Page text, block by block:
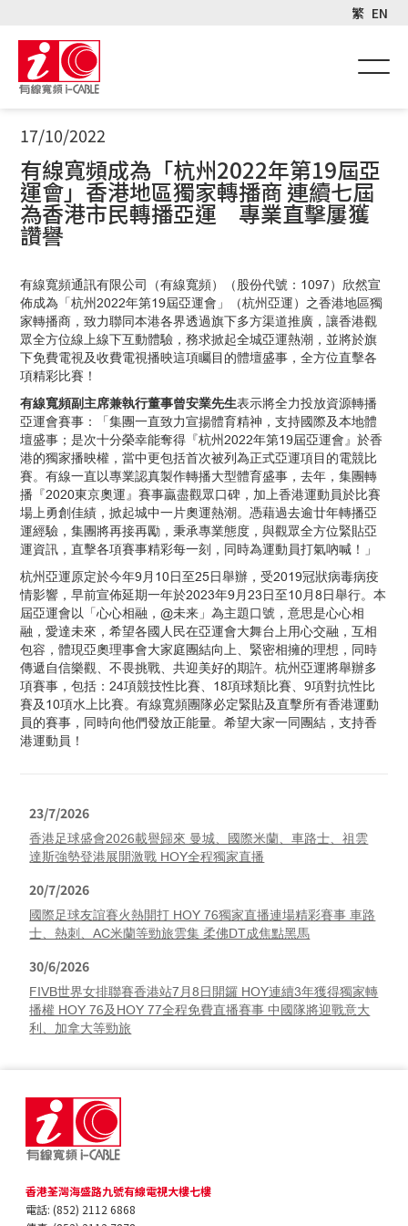
繁 EN
17/10/2022
有線寬頻成為「杭州2022年第19屆亞
運會」香港地區獨家轉播商 連續七屆
為香港市民轉播亞運 專業直擊屢獲
讚譽
有線寬頻通訊有限公司（有線寬頻）（股份代號：1097）欣然宣
佈成為「杭州2022年第19屆亞運會」（杭州亞運）之香港地區獨
家轉播商，致力聯同本港各界透過旗下多方渠道推廣，讓香港觀
眾全方位線上線下互動體驗，務求掀起全城亞運熱潮，並將於旗
下免費電視及收費電視播映這項矚目的體壇盛事，全方位直擊各
項精彩比賽！
有線寬頻副主席兼執行董事曾安業先生表示將全力投放資源轉播
亞運會賽事：「集團一直致力宣揚體育精神，支持國際及本地體
壇盛事；是次十分榮幸能奪得『杭州2022年第19屆亞運會』於香
港的獨家播映權，當中更包括首次被列為正式亞運項目的電競比
賽。有線一直以專業認真製作轉播大型體育盛事，去年，集團轉
播『2020東京奧運』賽事贏盡觀眾口碑，加上香港運動員於比賽
場上勇創佳績，掀起城中一片奧運熱潮。憑藉過去逾廿年轉播亞
運經驗，集團將再接再勵，秉承專業態度，與觀眾全方位緊貼亞
運資訊，直擊各項賽事精彩每一刻，同時為運動員打氣吶喊！」
杭州亞運原定於今年9月10日至25日舉辦，受2019冠狀病毒病疫
情影響，早前宣佈延期一年於2023年9月23日至10月8日舉行。本
屆亞運會以「心心相融，@未来」為主題口號，意思是心心相
融，愛達未來，希望各國人民在亞運會大舞台上用心交融，互相
包容，體現亞奧理事會大家庭團結向上、緊密相擁的理想，同時
傳遞自信樂觀、不畏挑戰、共迎美好的期許。杭州亞運將舉辦多
項賽事，包括：24項競技性比賽、18項球類比賽、9項對抗性比
賽及10項水上比賽。有線寬頻團隊必定緊貼及直擊所有香港運動
員的賽事，同時向他們發放正能量。希望大家一同團結，支持香
港運動員！
23/7/2026
香港足球盛會2026載譽歸來 曼城、國際米蘭、車路士、祖雲
達斯強勢登港展開激戰 HOY全程獨家直播
20/7/2026
國際足球友誼賽火熱開打 HOY 76獨家直播連場精彩賽事 車路
士、熱刺、AC米蘭等勁旅雲集 柔佛DT成焦點黑馬
30/6/2026
FIVB世界女排聯賽香港站7月8日開鑼 HOY連續3年獲得獨家轉
播權 HOY 76及HOY 77全程免費直播賽事 中國隊將迎戰意大
利、加拿大等勁旅
香港荃灣海盛路九號有線電視大樓七樓
電話: (852) 2112 6868